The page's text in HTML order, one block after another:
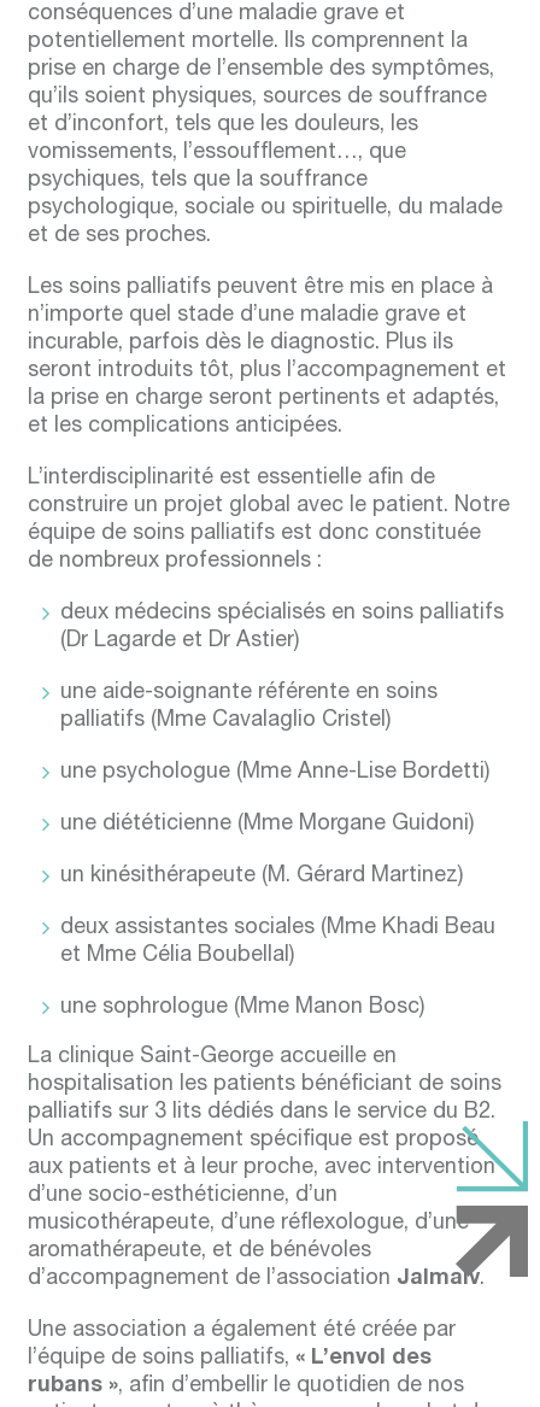
conséquences d’une maladie grave et
potentiellement mortelle. Ils comprennent la
prise en charge de l’ensemble des symptômes,
qu’ils soient physiques, sources de souffrance
et d’inconfort, tels que les douleurs, les
vomissements, l’essoufflement…, que
psychiques, tels que la souffrance
psychologique, sociale ou spirituelle, du malade
et de ses proches.
Les soins palliatifs peuvent être mis en place à
n’importe quel stade d’une maladie grave et
incurable, parfois dès le diagnostic. Plus ils
seront introduits tôt, plus l’accompagnement et
la prise en charge seront pertinents et adaptés,
et les complications anticipées.
L’interdisciplinarité est essentielle afin de
construire un projet global avec le patient. Notre
équipe de soins palliatifs est donc constituée
de nombreux professionnels :
deux médecins spécialisés en soins palliatifs
(Dr Lagarde et Dr Astier)
une aide-soignante référente en soins
palliatifs (Mme Cavalaglio Cristel)
une psychologue (Mme Anne-Lise Bordetti)
une diététicienne (Mme Morgane Guidoni)
un kinésithérapeute (M. Gérard Martinez)
deux assistantes sociales (Mme Khadi Beau
et Mme Célia Boubellal)
une sophrologue (Mme Manon Bosc)
La clinique Saint-George accueille en
hospitalisation les patients bénéficiant de soins
palliatifs sur 3 lits dédiés dans le service du B2.
Un accompagnement spécifique est proposé
aux patients et à leur proche, avec intervention
d’une socio-esthéticienne, d’un
musicothérapeute, d’une réflexologue, d’une
aromathérapeute, et de bénévoles
d’accompagnement de l’association Jalmalv.
Une association a également été créée par
l’équipe de soins palliatifs, « L’envol des
rubans », afin d’embellir le quotidien de nos